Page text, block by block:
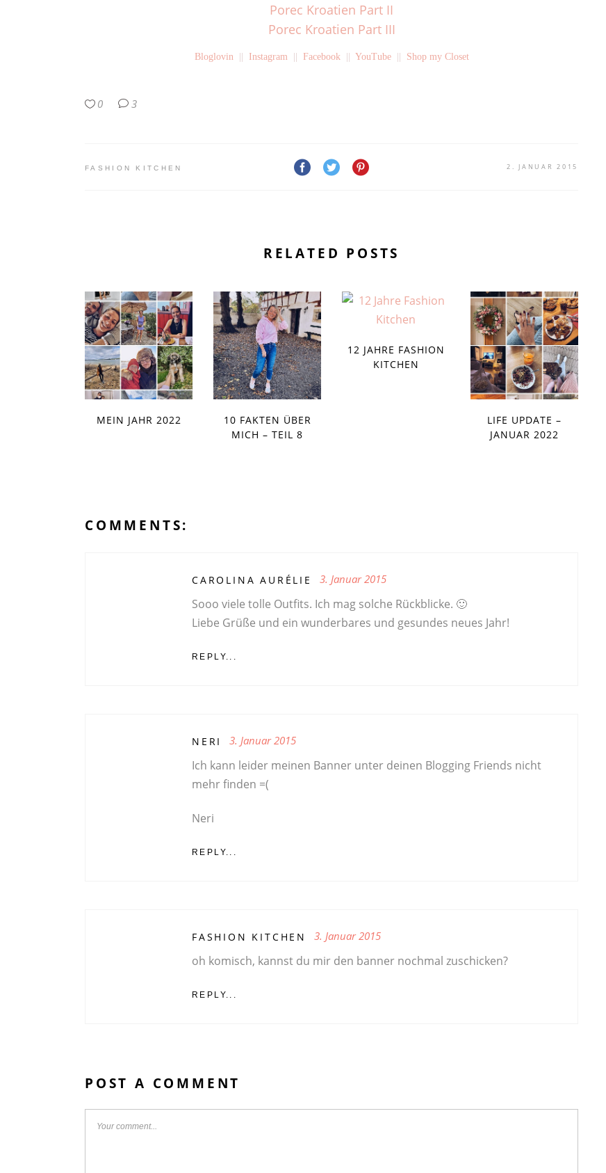
Porec Kroatien Part II
Porec Kroatien Part III
Bloglovin|| Instagram|| Facebook|| YouTube|| Shop my Closet
0 3
FASHION KITCHEN 2. JANUAR 2015
RELATED POSTS
MEIN JAHR 2022
10 FAKTEN ÜBER
MICH – TEIL 8
12 JAHRE FASHION
KITCHEN
LIFE UPDATE –
JANUAR 2022
COMMENTS:
CAROLINA AURÉLIE 3. Januar 2015
Sooo viele tolle Outfits. Ich mag solche Rückblicke. 🙂
Liebe Grüße und ein wunderbares und gesundes neues Jahr!
REPLY...
NERI 3. Januar 2015
Ich kann leider meinen Banner unter deinen Blogging Friends nicht
mehr finden =(
Neri
REPLY...
FASHION KITCHEN 3. Januar 2015
oh komisch, kannst du mir den banner nochmal zuschicken?
REPLY...
POST A COMMENT